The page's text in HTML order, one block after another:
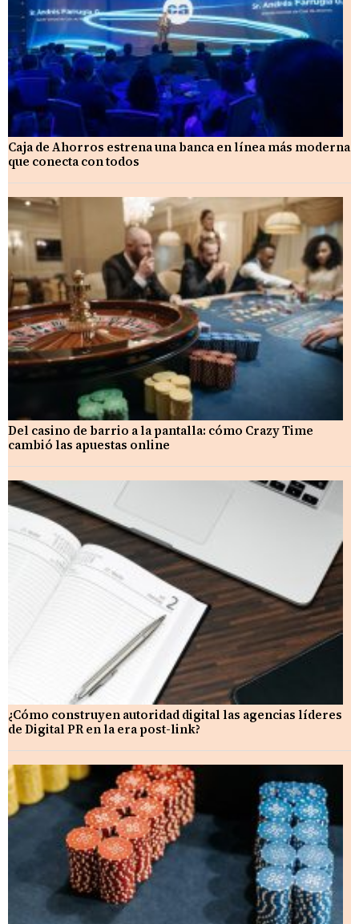
Caja de Ahorros estrena una banca en línea más moderna
que conecta con todos
Del casino de barrio a la pantalla: cómo Crazy Time
cambió las apuestas online
¿Cómo construyen autoridad digital las agencias líderes
de Digital PR en la era post-link?